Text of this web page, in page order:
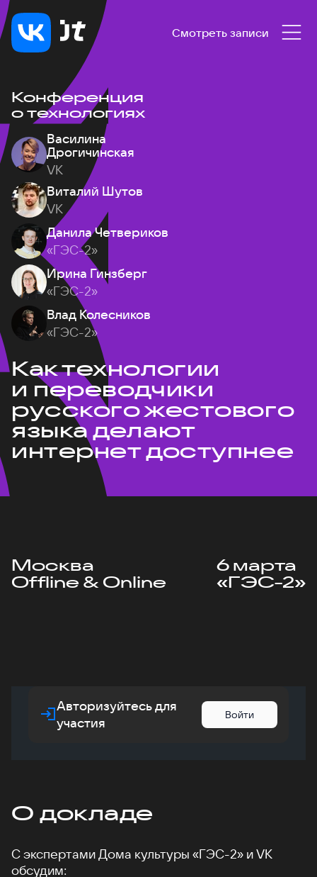
Смотреть записи
Конференция
о технологиях
Василина
Дрогичинская
VK
Виталий Шутов
VK
Данила Четвериков
«ГЭС-2»
Ирина Гинзберг
«ГЭС-2»
Влад Колесников
«ГЭС-2»
Как технологии
и переводчики
русского жестового
языка делают
интернет доступнее
Москва
Offline & Online
6 марта
«ГЭС-2»
Авторизуйтесь для
участия
Войти
О докладе
С экспертами Дома культуры «ГЭС-2» и VK
обсудим: